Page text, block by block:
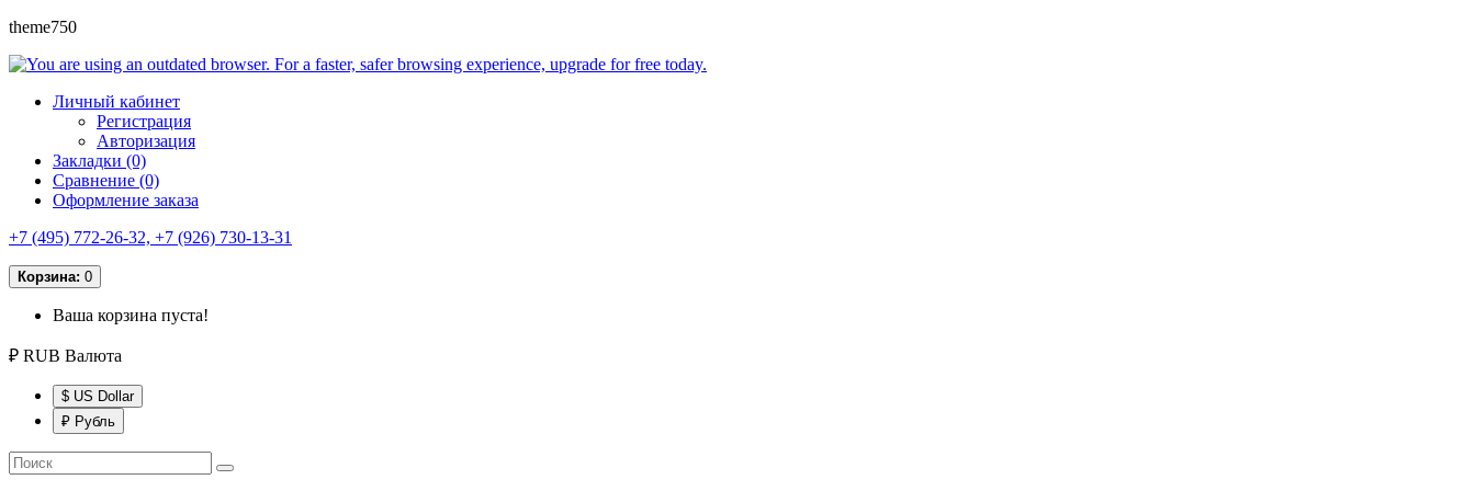
theme750
Личный кабинет
Регистрация
Авторизация
Закладки (0)
Сравнение (0)
Оформление заказа
+7 (495) 772-26-32, +7 (926) 730-13-31
Корзина: 0
Ваша корзина пуста!
₽ RUB Валюта
$ US Dollar
₽ Рубль